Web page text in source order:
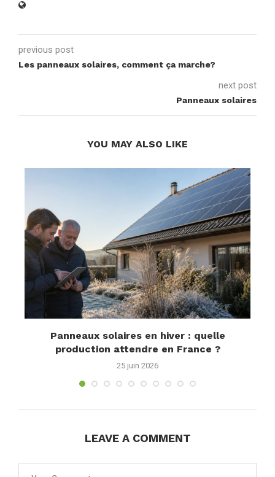
previous post
Les panneaux solaires, comment ça marche?
next post
Panneaux solaires
YOU MAY ALSO LIKE
Panneaux solaires en hiver : quelle
production attendre en France ?
25 juin 2026
LEAVE A COMMENT